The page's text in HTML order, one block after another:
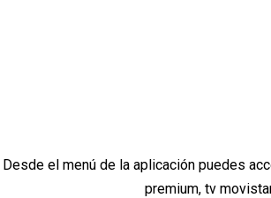
Desde el menú de la aplicación puedes
premium, tv